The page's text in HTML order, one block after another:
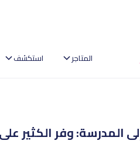
المتاجر استكشف
المدرسة: وفر الكثير